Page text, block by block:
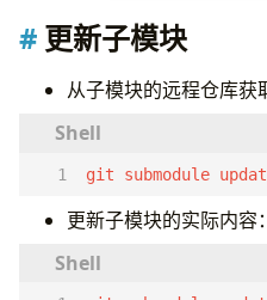
更新子模块
从子模块的远程仓库获
git submodule
更新子模块的实际内容：